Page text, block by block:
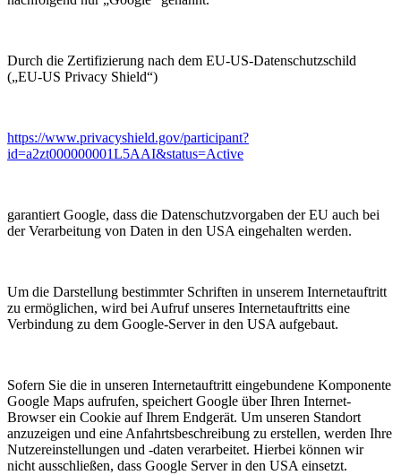
Durch die Zertifizierung nach dem EU-US-Datenschutzschild
(„EU-US Privacy Shield“)
https://www.privacyshield.gov/participant?
id=a2zt000000001L5AAI&status=Active
garantiert Google, dass die Datenschutzvorgaben der EU auch bei
der Verarbeitung von Daten in den USA eingehalten werden.
Um die Darstellung bestimmter Schriften in unserem Internetauftritt
zu ermöglichen, wird bei Aufruf unseres Internetauftritts eine
Verbindung zu dem Google-Server in den USA aufgebaut.
Sofern Sie die in unseren Internetauftritt eingebundene Komponente
Google Maps aufrufen, speichert Google über Ihren Internet-
Browser ein Cookie auf Ihrem Endgerät. Um unseren Standort
anzuzeigen und eine Anfahrtsbeschreibung zu erstellen, werden Ihre
Nutzereinstellungen und -daten verarbeitet. Hierbei können wir
nicht ausschließen, dass Google Server in den USA einsetzt.